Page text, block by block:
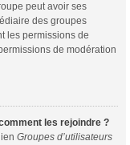
peut avoir ses
des groupes
les permissions de
de modération
les rejoindre ?
Groupes d’utilisateurs